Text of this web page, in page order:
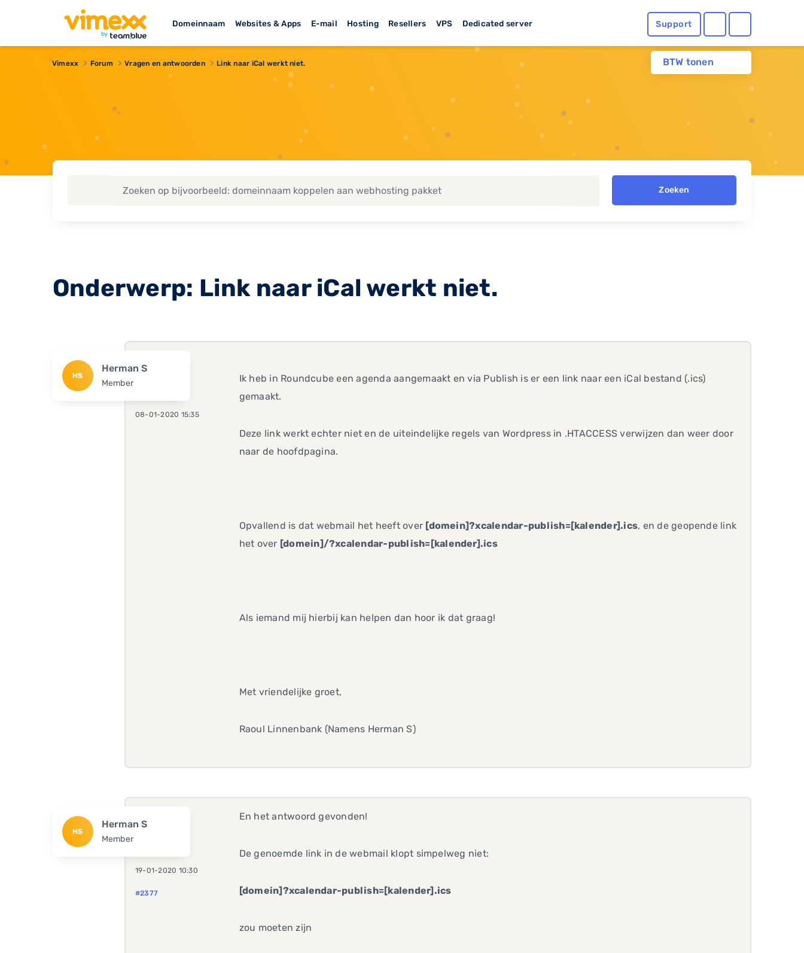
Domeinnaam Websites & Apps E-mail Hosting Resellers VPS Dedicated server Support
BTW tonen
Vimexx Forum Vragen en antwoorden Link naar iCal werkt niet.
Zoeken
Onderwerp: Link naar iCal werkt niet.
HS
Herman S
Member
08-01-2020 15:35
Ik heb in Roundcube een agenda aangemaakt en via Publish is er een link naar een iCal bestand (.ics)
gemaakt.
Deze link werkt echter niet en de uiteindelijke regels van Wordpress in .HTACCESS verwijzen dan weer door
naar de hoofdpagina.
Opvallend is dat webmail het heeft over [domein]?xcalendar-publish=[kalender].ics, en de geopende link
het over [domein]/?xcalendar-publish=[kalender].ics
Als iemand mij hierbij kan helpen dan hoor ik dat graag!
Met vriendelijke groet,
Raoul Linnenbank (Namens Herman S)
HS
Herman S
Member
19-01-2020 10:30
#2377
En het antwoord gevonden!
De genoemde link in de webmail klopt simpelweg niet:
[domein]?xcalendar-publish=[kalender].ics
zou moeten zijn